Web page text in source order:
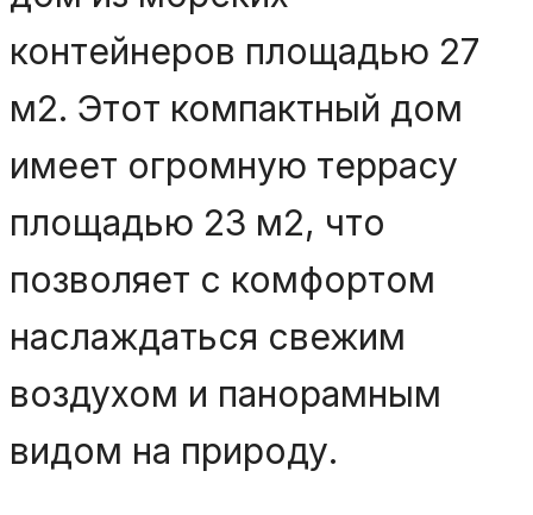
контейнеров площадью 27
м2. Этот компактный дом
имеет огромную террасу
площадью 23 м2, что
позволяет с комфортом
наслаждаться свежим
воздухом и панорамным
видом на природу.